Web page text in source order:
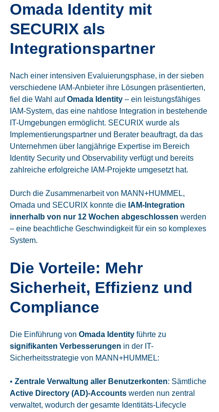
Omada Identity mit
SECURIX als
Integrationspartner
Nach einer intensiven Evaluierungsphase, in der sieben
verschiedene IAM-Anbieter ihre Lösungen präsentierten,
fiel die Wahl aufOmada Identity – ein leistungsfähiges
IAM-System, das eine nahtlose Integration in bestehende
IT-Umgebungen ermöglicht. SECURIX wurde als
Implementierungspartner und Berater beauftragt, da das
Unternehmen über langjährige Expertise im Bereich
Identity Security und Observability verfügt und bereits
zahlreiche erfolgreiche IAM-Projekte umgesetzt hat.
Durch die Zusammenarbeit von MANN+HUMMEL,
Omada und SECURIX konnte die IAM-Integration
innerhalb von nur 12 Wochen abgeschlossen werden
– eine beachtliche Geschwindigkeit für ein so komplexes
System.
Die Vorteile: Mehr
Sicherheit, Effizienz und
Compliance
Die Einführung von Omada Identity führte zu
signifikanten Verbesserungen in der IT-
Sicherheitsstrategie von MANN+HUMMEL:
• Zentrale Verwaltung aller Benutzerkonten: Sämtliche
Active Directory (AD)-Accounts werden nun zentral
verwaltet, wodurch der gesamte Identitäts-Lifecycle